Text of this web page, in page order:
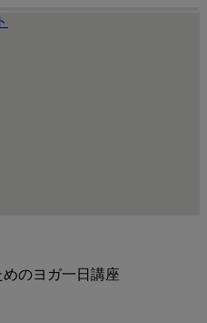
のヨガ一日講座